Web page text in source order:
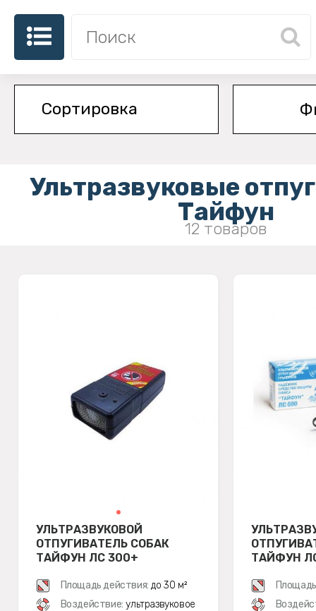
Ультразвуковые
Тайфун
12 товаров
УЛЬТРАЗВУКОВОЙ
ОТПУГИВАТЕЛЬ СОБАК
ТАЙФУН ЛС 300+
Площадь действия: до 30 м²
Воздействие: ультразвуковое
ТАЙФУН